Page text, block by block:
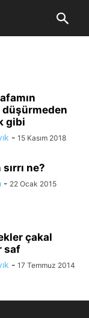
düşürmeden
gibi
- 15 Kasım 2018
ne?
- 22 Ocak 2015
çakal
saf
- 17 Temmuz 2014